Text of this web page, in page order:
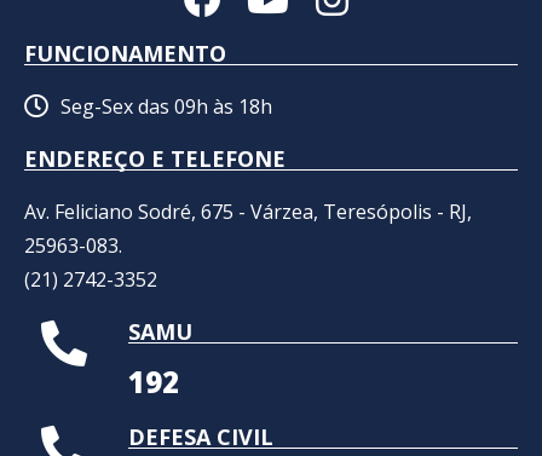
FUNCIONAMENTO
Seg-Sex das 09h às 18h
ENDEREÇO E TELEFONE
Av. Feliciano Sodré, 675 - Várzea, Teresópolis - RJ,
25963-083.
(21) 2742-3352​
SAMU
192
DEFESA CIVIL